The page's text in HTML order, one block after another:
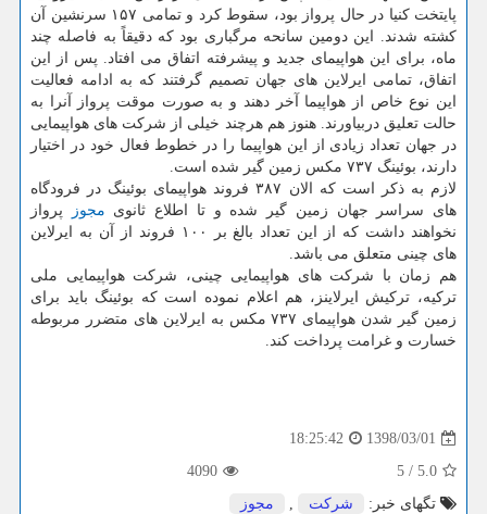
پایتخت كنیا در حال پرواز بود، سقوط كرد و تمامی ۱۵۷ سرنشین آن
كشته شدند. این دومین سانحه مرگباری بود كه دقیقاً به فاصله چند
ماه، برای این هواپیمای جدید و پیشرفته اتفاق می افتاد. پس از این
اتفاق، تمامی ایرلاین های جهان تصمیم گرفتند كه به ادامه فعالیت
این نوع خاص از هواپیما آخر دهند و به صورت موقت پرواز آنرا به
حالت تعلیق دربیاورند. هنوز هم هرچند خیلی از شركت های هواپیمایی
در جهان تعداد زیادی از این هواپیما را در خطوط فعال خود در اختیار
دارند، بوئینگ ۷۳۷ مكس زمین گیر شده است.
لازم به ذكر است كه الان ۳۸۷ فروند هواپیمای بوئینگ در فرودگاه
های سراسر جهان زمین گیر شده و تا اطلاع ثانوی مجوز
پرواز
نخواهند داشت كه از این تعداد بالغ بر ۱۰۰ فروند از آن به ایرلاین
های چینی متعلق می باشد.
هم زمان با شركت های هواپیمایی چینی، شركت هواپیمایی ملی
تركیه، تركیش ایرلاینز، هم اعلام نموده است كه بوئینگ باید برای
زمین گیر شدن هواپیمای ۷۳۷ مكس به ایرلاین های متضرر مربوطه
خسارت و غرامت پرداخت كند.
1398/03/01
18:25:42
5.0
/
5
4090
تگهای خبر:
شركت , مجوز